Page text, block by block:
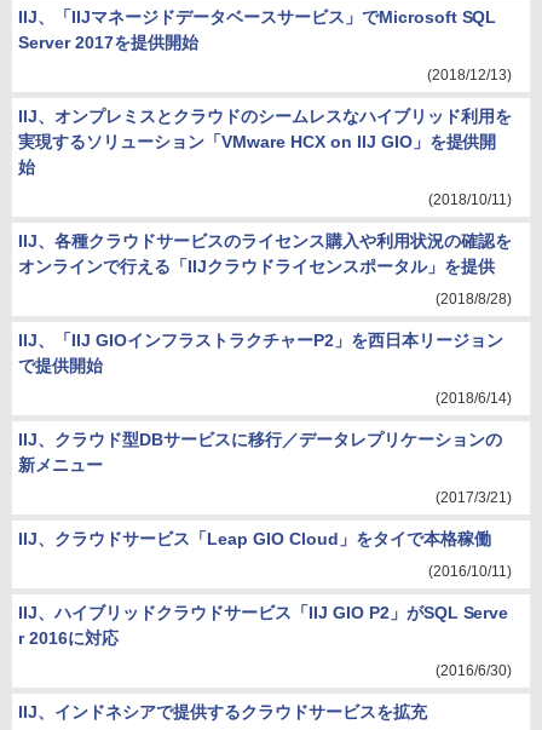
IIJ、「IIJマネージドデータベースサービス」でMicrosoft SQL
Server 2017を提供開始
(2018/12/13)
IIJ、オンプレミスとクラウドのシームレスなハイブリッド利用を
実現するソリューション「VMware HCX on IIJ GIO」を提供開
始
(2018/10/11)
IIJ、各種クラウドサービスのライセンス購入や利用状況の確認を
オンラインで行える「IIJクラウドライセンスポータル」を提供
(2018/8/28)
IIJ、「IIJ GIOインフラストラクチャーP2」を西日本リージョン
で提供開始
(2018/6/14)
IIJ、クラウド型DBサービスに移行／データレプリケーションの
新メニュー
(2017/3/21)
IIJ、クラウドサービス「Leap GIO Cloud」をタイで本格稼働
(2016/10/11)
IIJ、ハイブリッドクラウドサービス「IIJ GIO P2」がSQL Serve
r 2016に対応
(2016/6/30)
IIJ、インドネシアで提供するクラウドサービスを拡充